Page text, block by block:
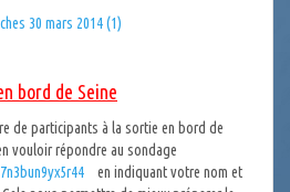
30 mars 2014 (1)
bord de Seine
de participants à la sortie en bord de
vouloir répondre au sondage
en indiquant votre nom et